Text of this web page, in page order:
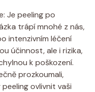
Je peeling po
trápí mnohé z nás,
intenzivním léčení
účinnost, ale i rizika,
k poškození.
prozkoumali,
ovlivnit vaši